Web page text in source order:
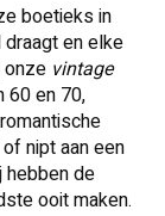
boetieks in
en elke
onze vintage
60 en 70,
nipt aan een
de
ooit maken.